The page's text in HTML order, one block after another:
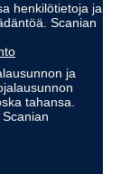
henkilötietoja ja
Scanian
ja
tahansa.